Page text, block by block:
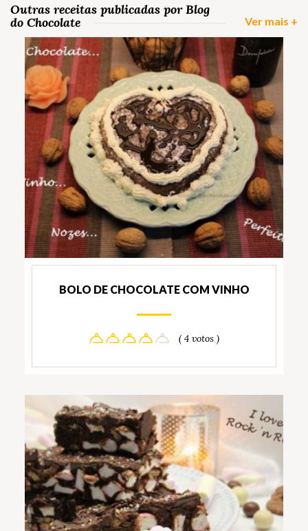
Outras receitas publicadas por Blog
do Chocolate
Ver mais +
BOLO DE CHOCOLATE COM VINHO
( 4 votos )